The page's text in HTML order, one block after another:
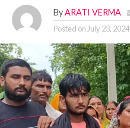
By ARATI VERMA
Posted on July 23, 2024